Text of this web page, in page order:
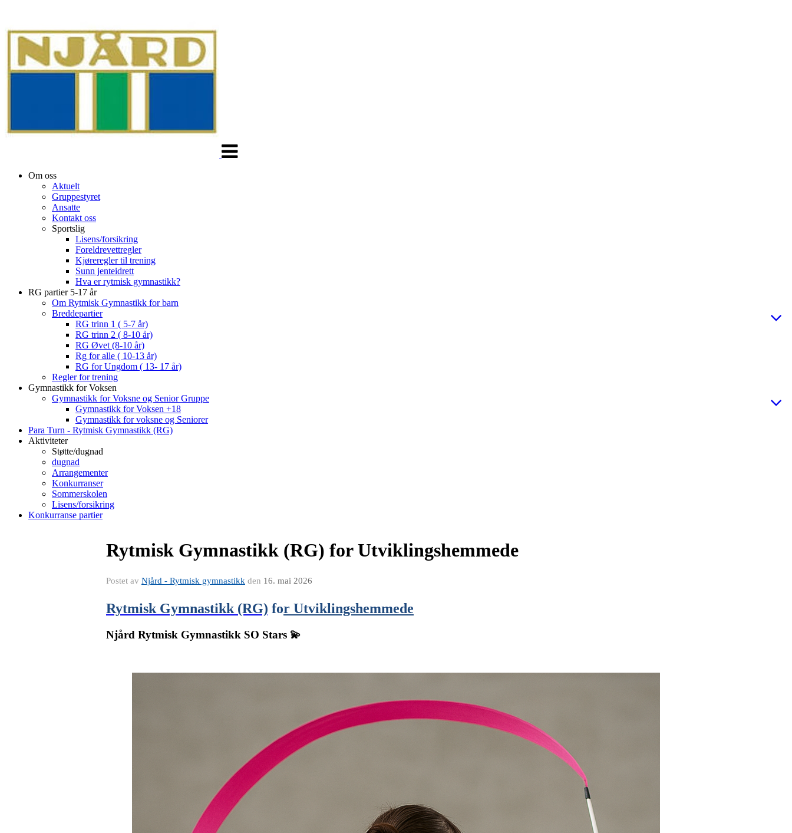
Om oss
Aktuelt
Gruppestyret
Ansatte
Kontakt oss
Sportslig
Lisens/forsikring
Foreldrevettregler
Kjøreregler til trening
Sunn jenteidrett
Hva er rytmisk gymnastikk?
RG partier 5-17 år
Om Rytmisk Gymnastikk for barn
Breddepartier
RG trinn 1 ( 5-7 år)
RG trinn 2 ( 8-10 år)
RG Øvet (8-10 år)
Rg for alle ( 10-13 år)
RG for Ungdom ( 13- 17 år)
Regler for trening
Gymnastikk for Voksen
Gymnastikk for Voksne og Senior Gruppe
Gymnastikk for Voksen +18
Gymnastikk for voksne og Seniorer
Para Turn - Rytmisk Gymnastikk (RG)
Aktiviteter
Støtte/dugnad
dugnad
Arrangementer
Konkurranser
Sommerskolen
Lisens/forsikring
Konkurranse partier
Rytmisk Gymnastikk (RG) for Utviklingshemmede
Postet av Njård - Rytmisk gymnastikk den 16. mai 2026
Rytmisk Gymnastikk (RG) for Utviklingshemmede
Njård Rytmisk Gymnastikk SO Stars 💫